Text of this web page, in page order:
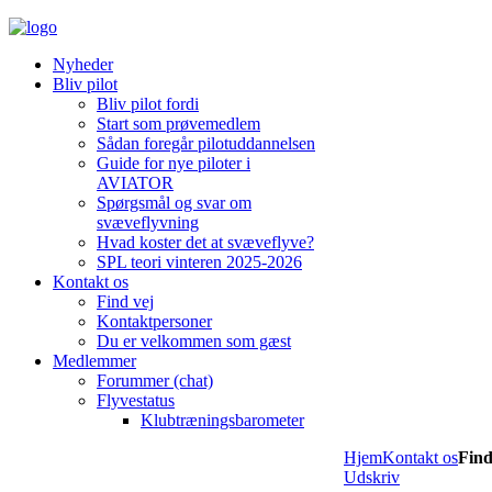
Nyheder
Bliv pilot
Bliv pilot fordi
Start som prøvemedlem
Sådan foregår pilotuddannelsen
Guide for nye piloter i
AVIATOR
Spørgsmål og svar om
svæveflyvning
Hvad koster det at svæveflyve?
SPL teori vinteren 2025-2026
Kontakt os
Find vej
Kontaktpersoner
Du er velkommen som gæst
Medlemmer
Forummer (chat)
Flyvestatus
Klubtræningsbarometer
HjemKontakt os
Udskriv